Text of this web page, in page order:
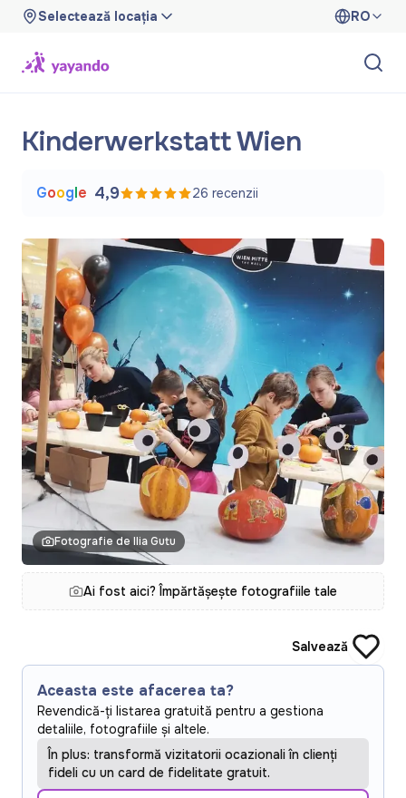
Selectează locația RO
Kinderwerkstatt Wien
Google 4,9 26 recenzii
Fotografie de Ilia Gutu
Ai fost aici? Împărtășește fotografiile tale
Salvează
Aceasta este afacerea ta?
Revendică-ți listarea gratuită pentru a gestiona
detaliile, fotografiile și altele.
În plus: transformă vizitatorii ocazionali în clienți
fideli cu un card de fidelitate gratuit.